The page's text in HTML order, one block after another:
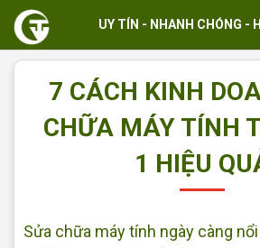
UY TÍN - NHANH CHÓNG -
7 CÁCH KINH
CHỮA MÁY TÍNH
1 HIỆU
Sửa chữa máy tính ngày càng